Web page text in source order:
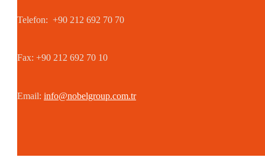
Telefon: +90 212 692 70 70
Fax: +90 212 692 70 10
Email: info@nobelgroup.com.tr